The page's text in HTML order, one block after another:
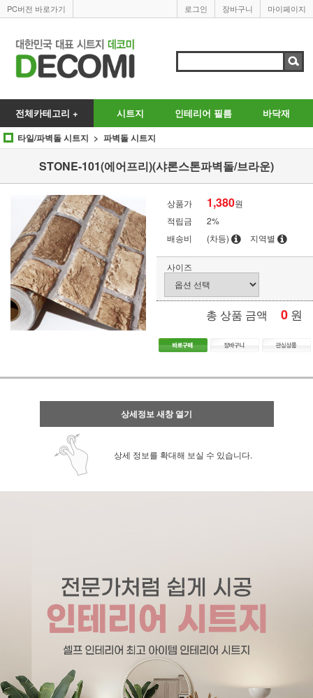
PC버전 바로가기 마이페이지
장바구니
로그인
전체카테고리 + 시트지 인테리어 필름 바닥재
타일/파벽돌 시트지 파벽돌 시트지
STONE-101(에어프리)(샤론스톤파벽돌/브라운)
상품가 1,380원
적립금
2%
배송비
(차등) 지역별
사이즈
총 상품 금액 0 원
상세정보 새창 열기
상세 정보를 확대해 보실 수 있습니다.